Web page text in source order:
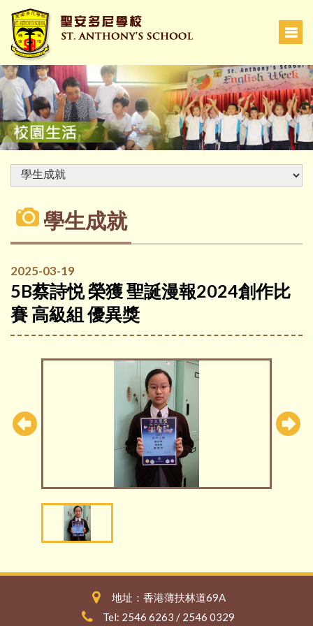
學生成就
2025-03-19
5B蔡詩悦 榮獲 聖誕漫報2024創作比
賽 高級組 優異獎
地址：香港薄扶林道69A
Tel: 2546 6263 / 2546 0329